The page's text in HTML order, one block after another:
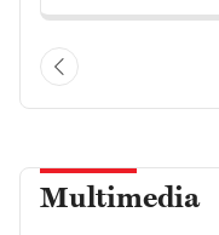
Multimedia